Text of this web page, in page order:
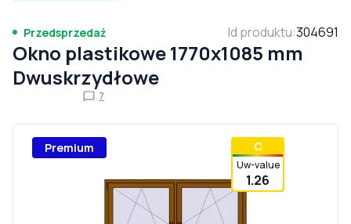
Przedsprzedaż Id produktu:304691
Okno plastikowe 1770x1085 mm
Dwuskrzydłowe
7
Premium С
Uw-value
1.26